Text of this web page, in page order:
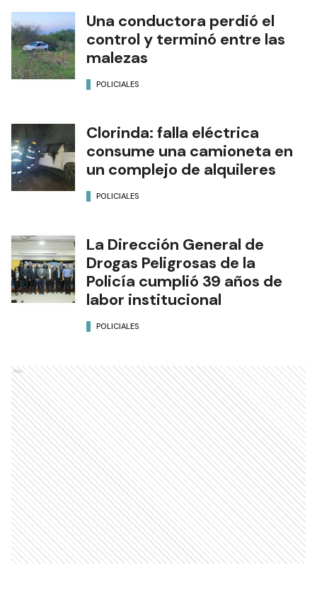
Una conductora perdió el
control y terminó entre las
malezas
POLICIALES
Clorinda: falla eléctrica
consume una camioneta en
un complejo de alquileres
POLICIALES
La Dirección General de
Drogas Peligrosas de la
Policía cumplió 39 años de
labor institucional
POLICIALES
Ads